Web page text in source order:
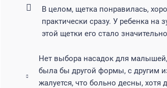
В целом, щетка понравилась,
практически сразу. У ребенка на
этой щетки его стало
Нет выбора насадок для
была бы другой формы, с другим
жалуется, что больно десны, хотя